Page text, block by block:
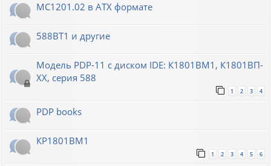
МС1201.02 в ATX формате
588ВТ1 и другие
Модель PDP-11 с диском IDE: К1801ВМ1, К1801ВП-
XX, серия 588
1 2 3 4
PDP books
КР1801ВМ1
1 2 3 4 5 6